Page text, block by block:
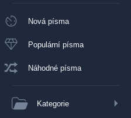
Nová písma
Populární písma
Náhodné písma
Kategorie